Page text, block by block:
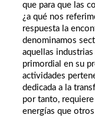
que para que las
¿a qué nos
respuesta la
denominamos
aquellas
primordial en su
actividades
dedicada a la
por tanto,
energías que